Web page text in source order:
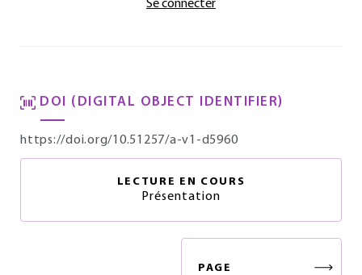
Se connecter
DOI (DIGITAL OBJECT IDENTIFIER)
https://doi.org/10.51257/a-v1-d5960
LECTURE EN COURS
Présentation
PAGE